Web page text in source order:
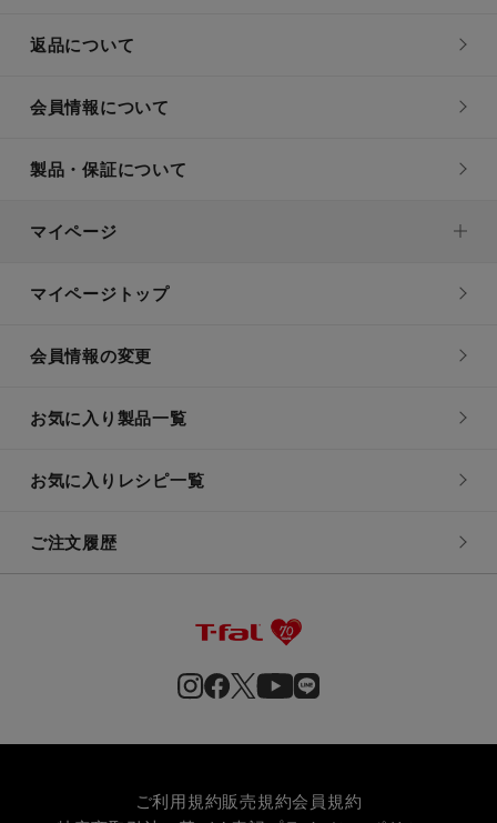
返品について
会員情報について
製品・保証について
マイページ
マイページトップ
会員情報の変更
お気に入り製品一覧
お気に入りレシピ一覧
ご注文履歴
ご利用規約販売規約会員規約